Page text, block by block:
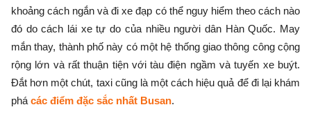
khoảng cách ngắn và đi xe đạp có thể nguy hiểm theo cách nào
đó do cách lái xe tự do của nhiều người dân Hàn Quốc. May
mắn thay, thành phố này có một hệ thống giao thông công cộng
rộng lớn và rất thuận tiện với tàu điện ngầm và tuyến xe buýt.
Đắt hơn một chút, taxi cũng là một cách hiệu quả để đi lại khám
phá các điểm đặc sắc nhất Busan.